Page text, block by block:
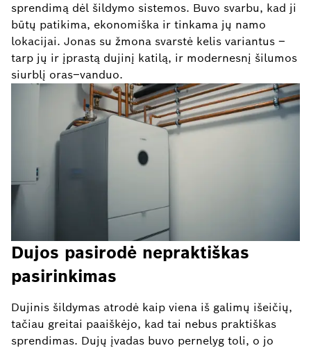
sprendimą dėl šildymo sistemos. Buvo svarbu, kad ji
būtų patikima, ekonomiška ir tinkama jų namo
lokacijai. Jonas su žmona svarstė kelis variantus –
tarp jų ir įprastą dujinį katilą, ir modernesnį šilumos
siurblį oras–vanduo.
Dujos pasirodė nepraktiškas
pasirinkimas
Dujinis šildymas atrodė kaip viena iš galimų išeičių,
tačiau greitai paaiškėjo, kad tai nebus praktiškas
sprendimas. Dujų įvadas buvo pernelyg toli, o jo